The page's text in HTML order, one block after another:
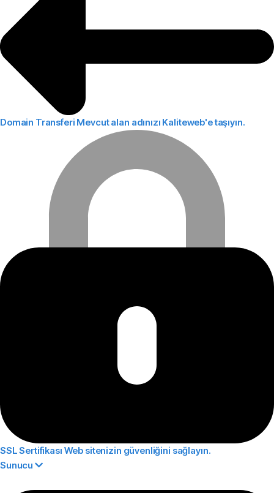
Domain Transferi Mevcut alan adınızı Kaliteweb'e taşıyın.
SSL Sertifikası Web sitenizin güvenliğini sağlayın.
Sunucu